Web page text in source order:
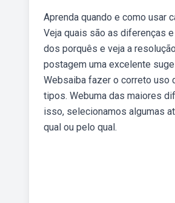
Aprenda quando e como usar
Veja quais são as diferenças
dos porquês e veja a
postagem uma excelente
Websaiba fazer o correto uso
tipos. Webuma das maiores
isso, selecionamos algumas
qual ou pelo qual.